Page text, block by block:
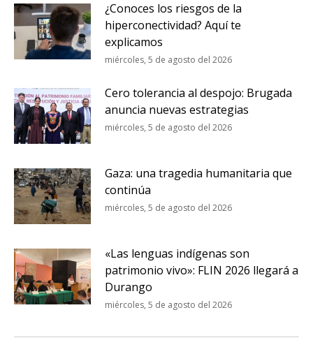
¿Conoces los riesgos de la
hiperconectividad? Aquí te
explicamos
miércoles, 5 de agosto del 2026
Cero tolerancia al despojo: Brugada
anuncia nuevas estrategias
miércoles, 5 de agosto del 2026
Gaza: una tragedia humanitaria que
continúa
miércoles, 5 de agosto del 2026
«Las lenguas indígenas son
patrimonio vivo»: FLIN 2026 llegará a
Durango
miércoles, 5 de agosto del 2026